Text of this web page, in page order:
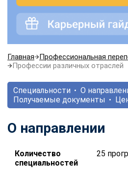
Главная
Профессиональная
Профессии различных отраслей
Специальности
О
Получаемые документы
О направлении
Количество
специальностей
25